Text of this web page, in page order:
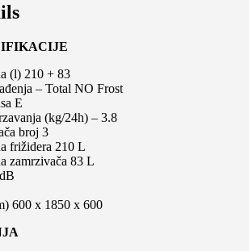
(l) 210 + 83
– Total NO Frost
E
(kg/24h) – 3.8
broj 3
frižidera 210 L
zamrzivača 83 L
600 x 1850 x 600